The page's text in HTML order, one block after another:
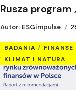
Rusza program
Autor: ESGimpulse
BADANIA
FINANSE
KLIMAT I NATURA